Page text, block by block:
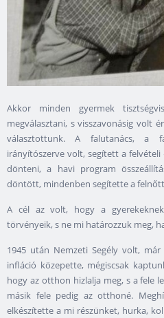
Akkor minden gyermek
megválasztani, s visszavonásig volt
választottunk. A falutanács, a
irányítószerve volt, segített a felvételi
dönteni, a havi program
döntött, mindenben segítette a
A cél az volt, hogy a
törvényeik, s ne mi határozzuk meg,
1945 után Nemzeti Segély volt,
infláció közepette, mégiscsak
hogy az otthon hizlalja meg, s a fele
másik fele pedig az otthoné.
elkészítette a mi részünket, hurka,